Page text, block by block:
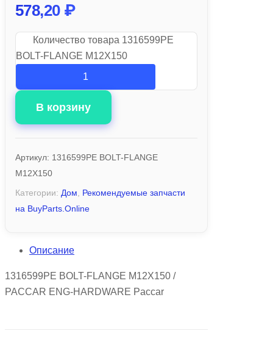
578,20 ₽
Количество товара 1316599PE
BOLT-FLANGE M12X150
В корзину
Артикул: 1316599PE BOLT-FLANGE
M12X150
Категории: Дом
Рекомендуемые запчасти
на BuyParts.Online
Описание
1316599PE BOLT-FLANGE M12X150 /
PACCAR ENG-HARDWARE Paccar